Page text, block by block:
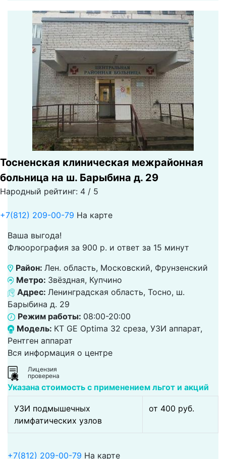
Тосненская клиническая межрайонная
больница на ш. Барыбина д. 29
Народный рейтинг: 4 / 5
+7(812) 209-00-79 На карте
Ваша выгода!
Флюорография за 900 р. и ответ за 15 минут
Район: Лен. область, Московский, Фрунзенский
Метро: Звёздная, Купчино
Адрес: Ленинградская область, Тосно, ш.
Барыбина д. 29
Режим работы: 08:00-20:00
Модель: КТ GE Optima 32 среза, УЗИ аппарат,
Рентген аппарат
Вся информация о центре
Лицензия
проверена
Указана стоимость с применением льгот и акций
УЗИ подмышечных
лимфатических узлов
от 400 pуб.
+7(812) 209-00-79 На карте